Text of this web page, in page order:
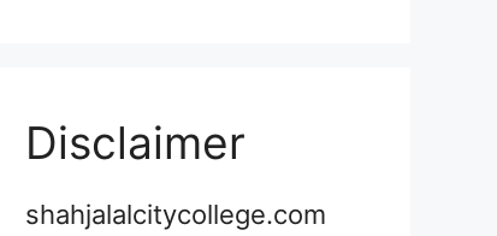
Disclaimer
shahjalalcitycollege.com